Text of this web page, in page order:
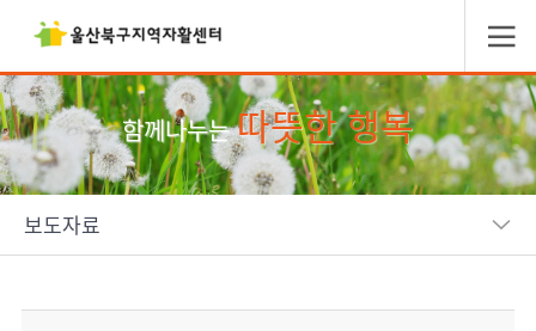
함께나누는따뜻한 행복
보도자료